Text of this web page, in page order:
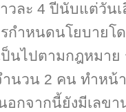
วละ 4 ปีนับแต่วัน
กำหนดนโยบายโ
ป็นไปตามกฎหมา
นวน 2 คน ทำหน้
อกจากนี้ยังมีเลข